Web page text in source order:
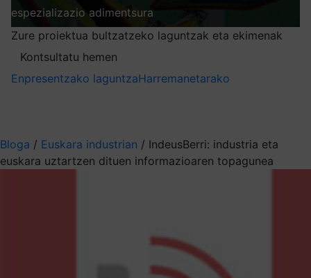
espezializazio adimentsura
Zure proiektua bultzatzeko laguntzak eta ekimenak
Kontsultatu hemen
Enpresentzako laguntzaHarremanetarako
Bloga / Euskara industrian / IndeusBerri: industria eta
euskara uztartzen dituen informazioaren topagunea